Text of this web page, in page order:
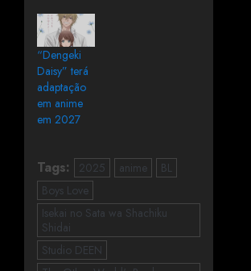
“Dengeki
Daisy” terá
adaptação
em anime
em 2027
Tags: 2025 anime
BL
Boys Love
Isekai no Sata wa Shachiku
Shidai
Studio DEEN